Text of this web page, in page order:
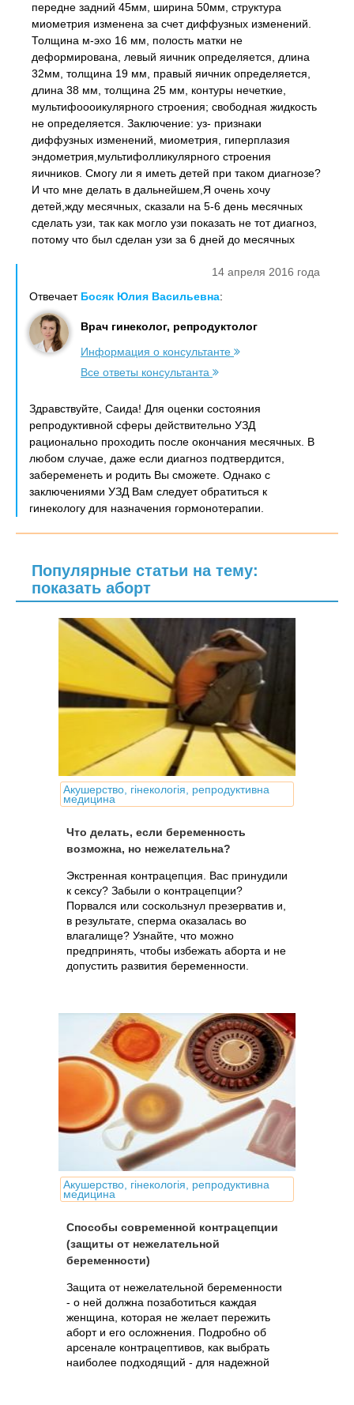
передне задний 45мм, ширина 50мм, структура
миометрия изменена за счет диффузных изменений.
Толщина м-эхо 16 мм, полость матки не
деформирована, левый яичник определяется, длина
32мм, толщина 19 мм, правый яичник определяется,
длина 38 мм, толщина 25 мм, контуры нечеткие,
мультифоооикулярного строения; свободная жидкость
не определяется. Заключение: уз- признаки
диффузных изменений, миометрия, гиперплазия
эндометрия,мультифолликулярного строения
яичников. Смогу ли я иметь детей при таком диагнозе?
И что мне делать в дальнейшем,Я очень хочу
детей,жду месячных, сказали на 5-6 день месячных
сделать узи, так как могло узи показать не тот диагноз,
потому что был сделан узи за 6 дней до месячных
14 апреля 2016 года
Отвечает Босяк Юлия Васильевна:
Врач гинеколог, репродуктолог
Информация о консультанте
Все ответы консультанта
Здравствуйте, Саида! Для оценки состояния
репродуктивной сферы действительно УЗД
рационально проходить после окончания месячных. В
любом случае, даже если диагноз подтвердится,
забеременеть и родить Вы сможете. Однако с
заключениями УЗД Вам следует обратиться к
гинекологу для назначения гормонотерапии.
Популярные статьи на тему:
показать аборт
Акушерство, гінекологія, репродуктивна
медицина
Что делать, если беременность
возможна, но нежелательна?
Экстренная контрацепция. Вас принудили
к сексу? Забыли о контрацепции?
Порвался или соскользнул презерватив и,
в результате, сперма оказалась во
влагалище? Узнайте, что можно
предпринять, чтобы избежать аборта и не
допустить развития беременности.
Акушерство, гінекологія, репродуктивна
медицина
Способы современной контрацепции
(защиты от нежелательной
беременности)
Защита от нежелательной беременности
- о ней должна позаботиться каждая
женщина, которая не желает пережить
аборт и его осложнения. Подробно об
арсенале контрацептивов, как выбрать
наиболее подходящий - для надежной